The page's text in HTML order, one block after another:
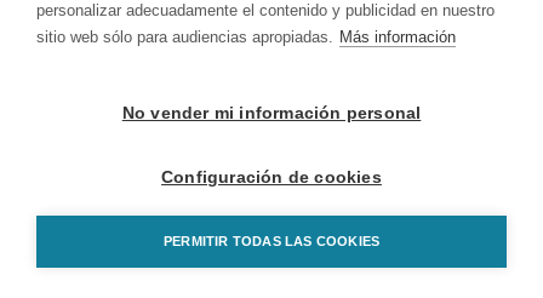
personalizar adecuadamente el contenido y publicidad en nuestro
sitio web sólo para audiencias apropiadas. Más información
No vender mi información personal
Configuración de cookies
PERMITIR TODAS LAS COOKIES